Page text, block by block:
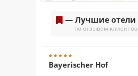
— Лучшие отели
по отзывам клиентов
Bayerischer Hof